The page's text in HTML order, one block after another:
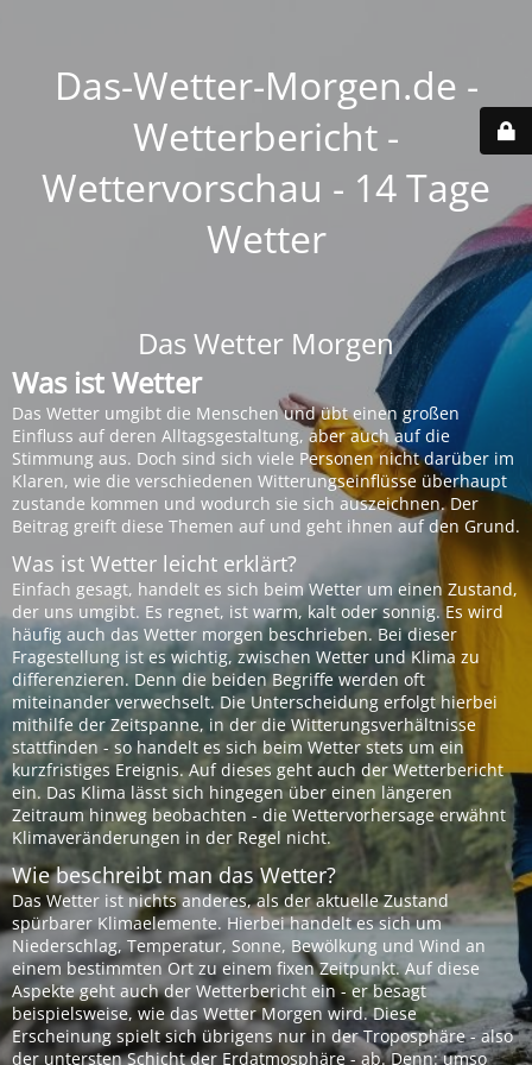
Das-Wetter-Morgen.de -
Wetterbericht -
Wettervorschau - 14 Tage
Wetter
Das Wetter Morgen
Was ist Wetter
Das Wetter umgibt die Menschen und übt einen großen
Einfluss auf deren Alltagsgestaltung, aber auch auf die
Stimmung aus. Doch sind sich viele Personen nicht darüber im
Klaren, wie die verschiedenen Witterungseinflüsse überhaupt
zustande kommen und wodurch sie sich auszeichnen. Der
Beitrag greift diese Themen auf und geht ihnen auf den Grund.
Was ist Wetter leicht erklärt?
Einfach gesagt, handelt es sich beim Wetter um einen Zustand,
der uns umgibt. Es regnet, ist warm, kalt oder sonnig. Es wird
häufig auch das Wetter morgen beschrieben. Bei dieser
Fragestellung ist es wichtig, zwischen Wetter und Klima zu
differenzieren. Denn die beiden Begriffe werden oft
miteinander verwechselt. Die Unterscheidung erfolgt hierbei
mithilfe der Zeitspanne, in der die Witterungsverhältnisse
stattfinden - so handelt es sich beim Wetter stets um ein
kurzfristiges Ereignis. Auf dieses geht auch der Wetterbericht
ein. Das Klima lässt sich hingegen über einen längeren
Zeitraum hinweg beobachten - die Wettervorhersage erwähnt
Klimaveränderungen in der Regel nicht.
Wie beschreibt man das Wetter?
Das Wetter ist nichts anderes, als der aktuelle Zustand
spürbarer Klimaelemente. Hierbei handelt es sich um
Niederschlag, Temperatur, Sonne, Bewölkung und Wind an
einem bestimmten Ort zu einem fixen Zeitpunkt. Auf diese
Aspekte geht auch der Wetterbericht ein - er besagt
beispielsweise, wie das Wetter Morgen wird. Diese
Erscheinung spielt sich übrigens nur in der Troposphäre - also
der untersten Schicht der Erdatmosphäre - ab. Denn: umso